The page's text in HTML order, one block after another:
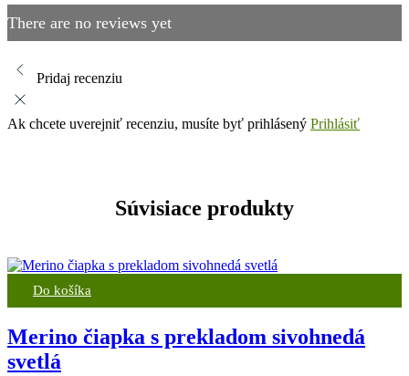
There are no reviews yet
Pridaj recenziu
Ak chcete uverejniť recenziu, musíte byť prihlásený Prihlásiť
Súvisiace produkty
Do košíka
Merino čiapka s prekladom sivohnedá
svetlá